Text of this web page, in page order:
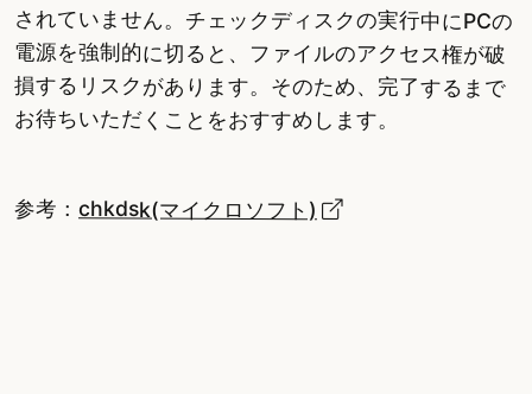
されていません。チェックディスクの実行中にPCの
電源を強制的に切ると、ファイルのアクセス権が破
損するリスクがあります。そのため、完了するまで
お待ちいただくことをおすすめします。
参考：chkdsk(マイクロソフト)